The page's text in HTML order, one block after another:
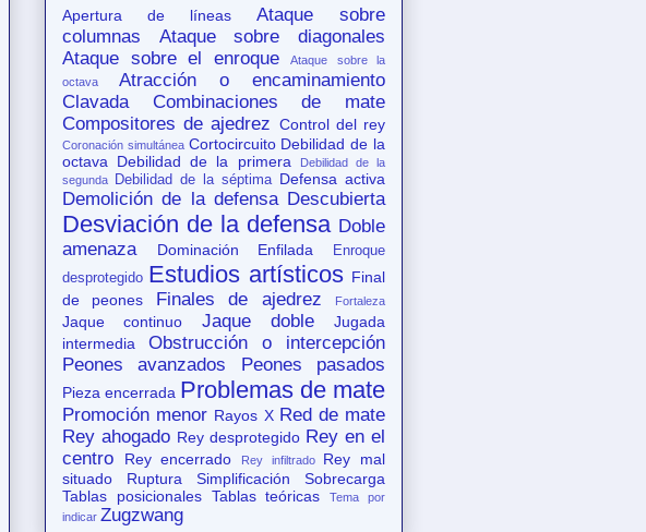
Apertura de líneas
Ataque sobre
columnas
Ataque sobre diagonales
Ataque sobre el enroque
Ataque sobre la
octava
Atracción o encaminamiento
Clavada
Combinaciones de mate
Compositores de ajedrez Control del rey
Coronación simultánea Cortocircuito Debilidad de la
octava
Debilidad de la primera
Debilidad de la
segunda
Debilidad de la séptima Defensa activa
Demolición de la defensa Descubierta
Desviación de la defensa Doble
amenaza
Dominación Enfilada
Enroque
desprotegido Estudios artísticos Final
de peones
Finales de ajedrez Fortaleza
Jaque continuo Jaque doble
Jugada
intermedia
Obstrucción o intercepción
Peones avanzados
Peones pasados
Pieza encerrada Problemas de mate
Promoción menor Rayos X Red de mate
Rey ahogado Rey desprotegido Rey en el
centro
Rey encerrado Rey infiltrado
Rey mal
situado
Ruptura Simplificación
Sobrecarga
Tablas posicionales Tablas teóricas
Tema por
indicar Zugzwang